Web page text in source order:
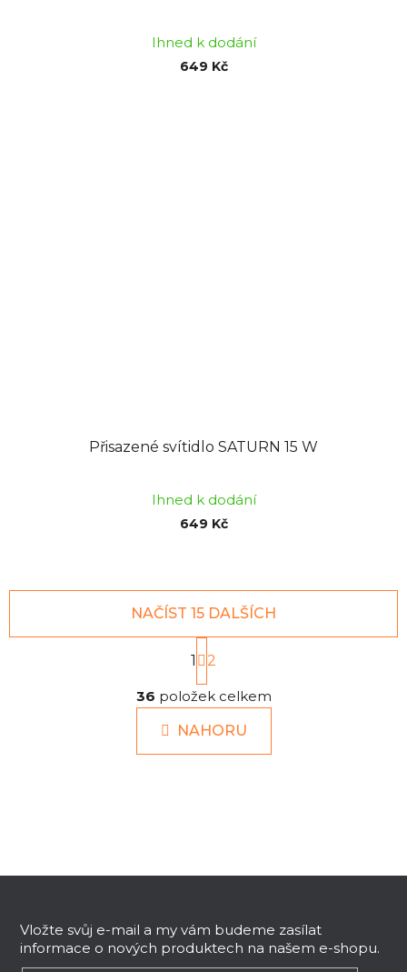
Ihned k dodání
649 Kč
Přisazené svítidlo SATURN 15 W
Ihned k dodání
649 Kč
O
v
l
á
d
v
v
NAČÍST 15 DALŠÍCH
S
t
r
á
n
k
o
1 2
36 položek celkem
NAHORU
Vložte svůj e-mail a my vám budeme zasílat
informace o nových produktech na našem e-shopu.